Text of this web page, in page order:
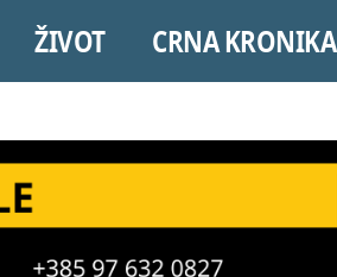
ŽIVOT CRNA KRONIKA